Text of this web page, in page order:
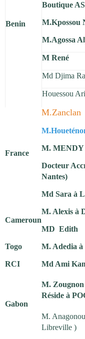
Benin
Boutique
M.Kpossou
M.Agossa
M René
Md Djima
Houessou
France
M.Zanclan
M.
Docteur
Nantes)
Md Sara à
Cameroun
M. Alexis à
MD Edith
Togo M. Adedia à
RCI Md Ami
Gabon
M.
Réside à
M.
Libreville )